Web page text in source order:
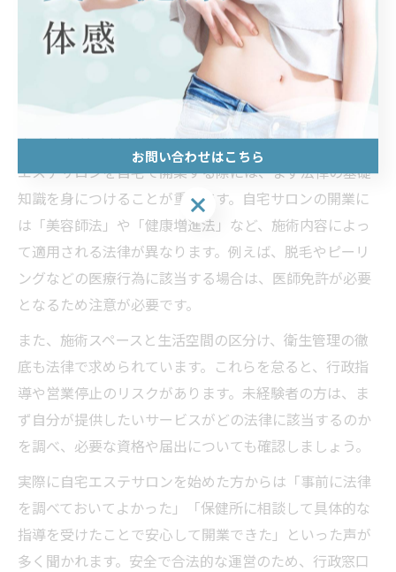
エステサロンを自宅で合法的に運
エステサロン自宅開業の法律基礎知識
エステサロンを自宅で開業する際には、まず法律の基礎
知識を身につけることが重要です。自宅サロンの開業に
は「美容師法」や「健康増進法」など、施術内容によっ
て適用される法律が異なります。例えば、脱毛やピーリ
ングなどの医療行為に該当する場合は、医師免許が必要
となるため注意が必要です。
また、施術スペースと生活空間の区分け、衛生管理の徹
底も法律で求められています。これらを怠ると、行政指
導や営業停止のリスクがあります。未経験者の方は、ま
ず自分が提供したいサービスがどの法律に該当するのか
を調べ、必要な資格や届出についても確認しましょう。
実際に自宅エステサロンを始めた方からは「事前に法律
を調べておいてよかった」「保健所に相談して具体的な
指導を受けたことで安心して開業できた」といった声が
多く聞かれます。安全で合法的な運営のため、行政窓口
お問い合わせはこちら
お問い合わせはこちら